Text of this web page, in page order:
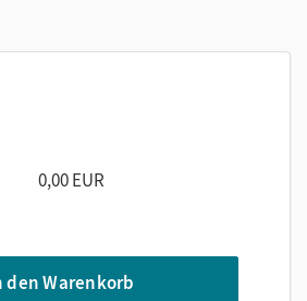
0,00 EUR
den Warenkorb